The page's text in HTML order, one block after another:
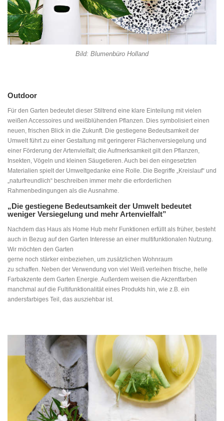
Bild: Blumenbüro Holland
Outdoor
Für den Garten bedeutet dieser Stiltrend eine klare Einteilung mit vielen
weißen Accessoires und weißblühenden Pflanzen. Dies symbolisiert einen
neuen, frischen Blick in die Zukunft. Die gestiegene Bedeutsamkeit der
Umwelt führt zu einer Gestaltung mit geringerer Flächenversiegelung und
einer Förderung der Artenvielfalt; die Aufmerksamkeit gilt den Pflanzen,
Insekten, Vögeln und kleinen Säugetieren. Auch bei den eingesetzten
Materialien spielt der Umweltgedanke eine Rolle. Die Begriffe „Kreislauf“ und
„naturfreundlich“ beschreiben immer mehr die erforderlichen
Rahmenbedingungen als die Ausnahme.
„Die gestiegene Bedeutsamkeit der Umwelt bedeutet
weniger Versiegelung und mehr Artenvielfalt”
Nachdem das Haus als Home Hub mehr Funktionen erfüllt als früher, besteht
auch in Bezug auf den Garten Interesse an einer multifunktionalen Nutzung.
Wir möchten den Garten
gerne noch stärker einbeziehen, um zusätzlichen Wohnraum
zu schaffen. Neben der Verwendung von viel Weiß verleihen frische, helle
Farbakzente dem Garten Energie. Außerdem weisen die Akzentfarben
manchmal auf die Fultifunktionalität eines Produkts hin, wie z.B. ein
andersfarbiges Teil, das ausziehbar ist.